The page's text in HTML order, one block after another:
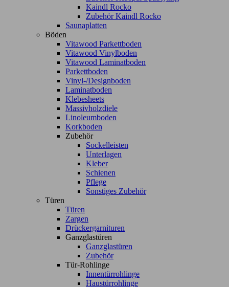
Kaindl Rocko
Zubehör Kaindl Rocko
Saunaplatten
Böden
Vitawood Parkettboden
Vitawood Vinylboden
Vitawood Laminatboden
Parkettboden
Vinyl-/Designboden
Laminatboden
Klebesheets
Massivholzdiele
Linoleumboden
Korkboden
Zubehör
Sockelleisten
Unterlagen
Kleber
Schienen
Pflege
Sonstiges Zubehör
Türen
Türen
Zargen
Drückergarnituren
Ganzglastüren
Ganzglastüren
Zubehör
Tür-Rohlinge
Innentürrohlinge
Haustürrohlinge